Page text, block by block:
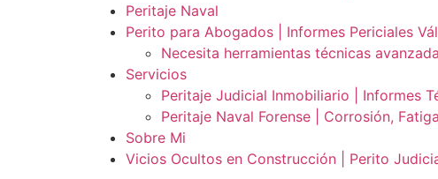
Peritaje Naval
Perito para Abogados | Informes Periciales
Necesita herramientas técnicas
Servicios
Peritaje Judicial Inmobiliario | Informes
Peritaje Naval Forense | Corrosión,
Sobre Mi
Vicios Ocultos en Construcción | Perito